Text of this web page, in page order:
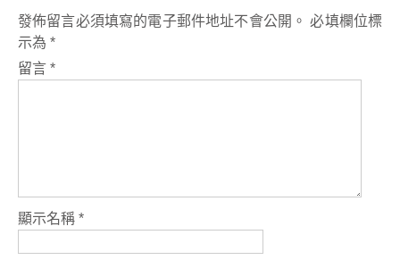
發佈留言必須填寫的電子郵件地址不會公開。 必填欄位標
示為 *
留言 *
顯示名稱 *